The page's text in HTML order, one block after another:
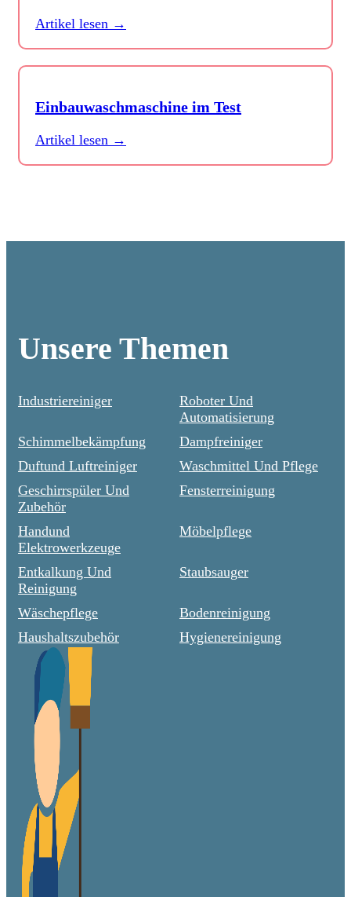
Artikel lesen →
Einbauwaschmaschine im Test
Artikel lesen →
Unsere Themen
Industriereiniger
Roboter Und
Automatisierung
Schimmelbekämpfung
Dampfreiniger
Duftund Luftreiniger
Waschmittel Und Pflege
Geschirrspüler Und
Zubehör
Fensterreinigung
Handund
Elektrowerkzeuge
Möbelpflege
Entkalkung Und
Reinigung
Staubsauger
Wäschepflege
Bodenreinigung
Haushaltszubehör
Hygienereinigung